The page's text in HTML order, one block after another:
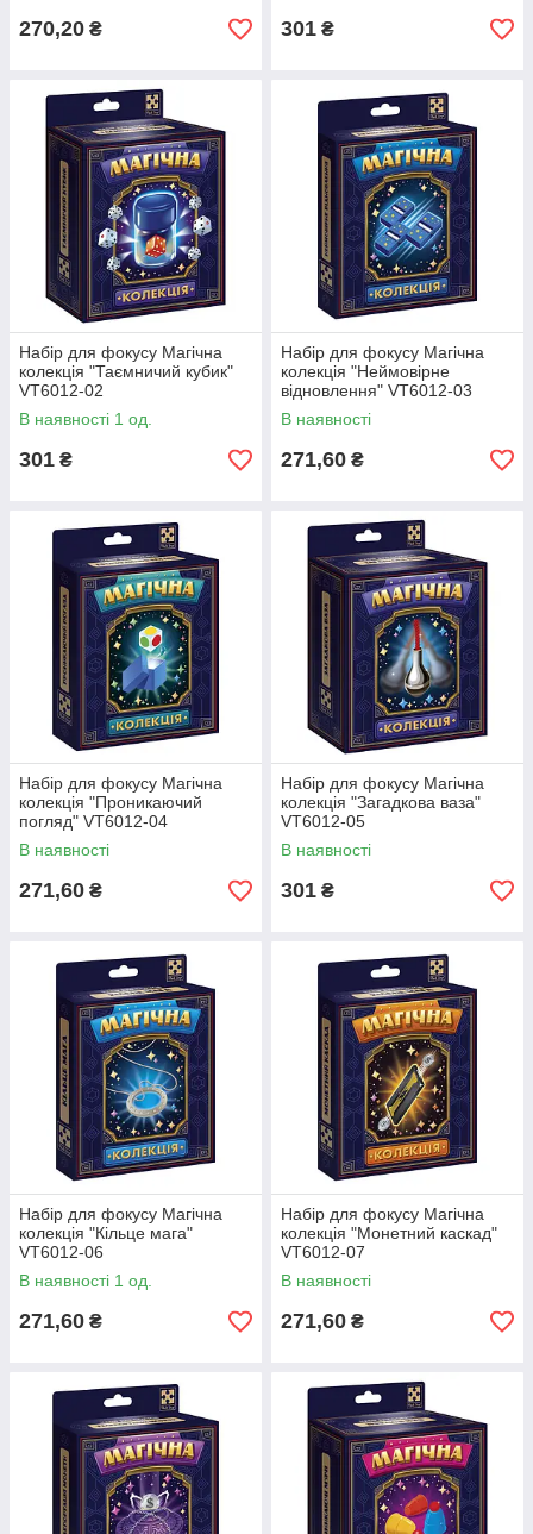
270,20 ₴ 301 ₴
Набір для фокусу Магічна
колекція "Таємничий кубик"
VT6012-02
В наявності 1 од.
301 ₴
Набір для фокусу Магічна
колекція "Неймовірне
відновлення" VT6012-03
В наявності
271,60 ₴
Набір для фокусу Магічна
колекція "Проникаючий
погляд" VT6012-04
В наявності
271,60 ₴
Набір для фокусу Магічна
колекція "Загадкова ваза"
VT6012-05
В наявності
301 ₴
Набір для фокусу Магічна
колекція "Кільце мага"
VT6012-06
В наявності 1 од.
271,60 ₴
Набір для фокусу Магічна
колекція "Монетний каскад"
VT6012-07
В наявності
271,60 ₴